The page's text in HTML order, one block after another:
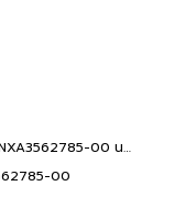
Nixon Sentry SS NXA3562785-00 นาฬิกาผู้ชาย SENTRY SS ALL GUNMETA
00